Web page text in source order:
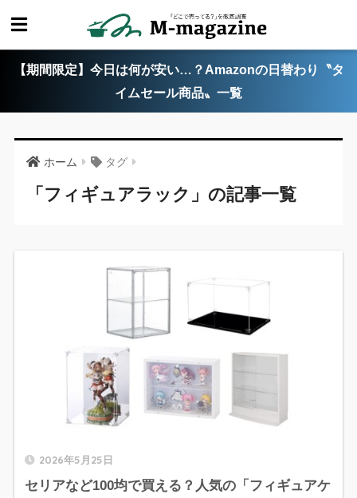
【期間限定】今日は何が安い…？Amazonの日替わり〝タ
イムセール商品〟一覧
ホーム タグ
「フィギュアラック」の記事一覧
2026年5月25日
セリアなど100均で買える？人気の「フィギュアケ